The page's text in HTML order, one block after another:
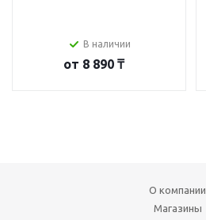
В наличии
от 8 890 ₸
О компании
Магазины